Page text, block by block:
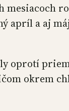
apríl a aj
oprotí
okrem